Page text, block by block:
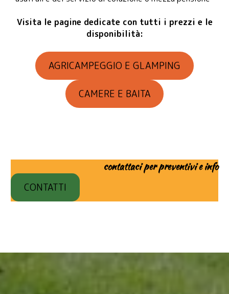
Visita le pagine dedicate con tutti i prezzi e le
disponibilità:
AGRICAMPEGGIO E GLAMPING
CAMERE E BAITA
contattaciper preventivi e info
CONTATTI